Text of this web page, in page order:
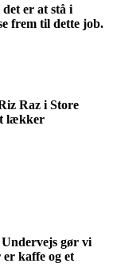
er at stå i
frem til dette job.
Raz i Store
lækker
gør vi
kaffe og et